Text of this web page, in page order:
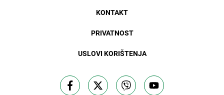
KONTAKT
PRIVATNOST
USLOVI KORIŠTENJA